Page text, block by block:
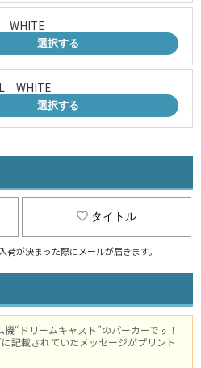
選択する
WHITE
選択する
タイトル
が決まった際にメールが届きます。
“ドリームキャスト”のパーカーです！
記載されていたメッセージがプリント